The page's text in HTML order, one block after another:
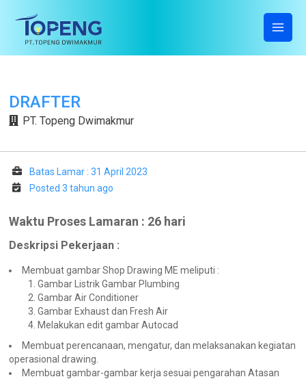
konten
DRAFTER
PT. Topeng Dwimakmur
Batas Lamar : 31 April 2023
Posted 3 tahun ago
Waktu Proses Lamaran : 26 hari
Deskripsi Pekerjaan :
Membuat gambar Shop Drawing ME meliputi :
Gambar Listrik Gambar Plumbing
Gambar Air Conditioner
Gambar Exhaust dan Fresh Air
Melakukan edit gambar Autocad
Membuat perencanaan, mengatur, dan melaksanakan kegiatan
operasional drawing.
Membuat gambar-gambar kerja sesuai pengarahan Atasan